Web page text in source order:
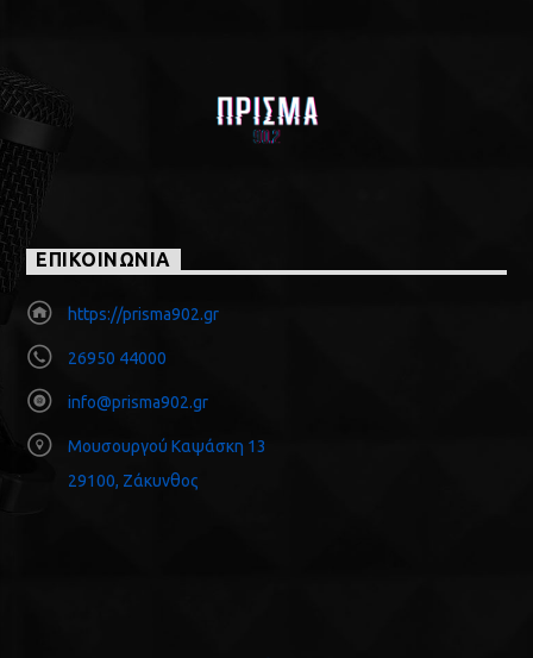
ΕΠΙΚΟΙΝΩΝΙΑ
https://prisma902.gr
26950 44000
info@prisma902.gr
Μουσουργού Καψάσκη 13
29100, Ζάκυνθος